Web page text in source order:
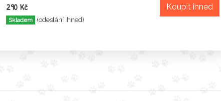
290 Kč
Skladem (odeslání ihned)
Koupit ihned